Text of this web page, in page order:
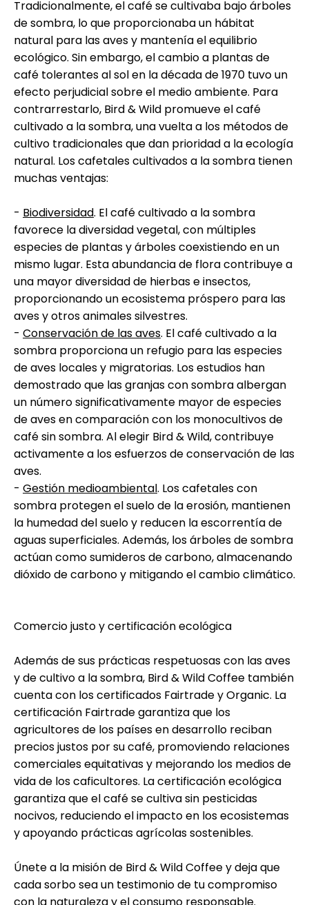
Tradicionalmente, el café se cultivaba bajo árboles
de sombra, lo que proporcionaba un hábitat
natural para las aves y mantenía el equilibrio
ecológico. Sin embargo, el cambio a plantas de
café tolerantes al sol en la década de 1970 tuvo un
efecto perjudicial sobre el medio ambiente. Para
contrarrestarlo, Bird & Wild promueve el café
cultivado a la sombra, una vuelta a los métodos de
cultivo tradicionales que dan prioridad a la ecología
natural. Los cafetales cultivados a la sombra tienen
muchas ventajas:
- Biodiversidad. El café cultivado a la sombra
favorece la diversidad vegetal, con múltiples
especies de plantas y árboles coexistiendo en un
mismo lugar. Esta abundancia de flora contribuye a
una mayor diversidad de hierbas e insectos,
proporcionando un ecosistema próspero para las
aves y otros animales silvestres.
- Conservación de las aves. El café cultivado a la
sombra proporciona un refugio para las especies
de aves locales y migratorias. Los estudios han
demostrado que las granjas con sombra albergan
un número significativamente mayor de especies
de aves en comparación con los monocultivos de
café sin sombra. Al elegir Bird & Wild, contribuye
activamente a los esfuerzos de conservación de las
aves.
- Gestión medioambiental. Los cafetales con
sombra protegen el suelo de la erosión, mantienen
la humedad del suelo y reducen la escorrentía de
aguas superficiales. Además, los árboles de sombra
actúan como sumideros de carbono, almacenando
dióxido de carbono y mitigando el cambio climático.
Comercio justo y certificación ecológica
Además de sus prácticas respetuosas con las aves
y de cultivo a la sombra, Bird & Wild Coffee también
cuenta con los certificados Fairtrade y Organic. La
certificación Fairtrade garantiza que los
agricultores de los países en desarrollo reciban
precios justos por su café, promoviendo relaciones
comerciales equitativas y mejorando los medios de
vida de los caficultores. La certificación ecológica
garantiza que el café se cultiva sin pesticidas
nocivos, reduciendo el impacto en los ecosistemas
y apoyando prácticas agrícolas sostenibles.
Únete a la misión de Bird & Wild Coffee y deja que
cada sorbo sea un testimonio de tu compromiso